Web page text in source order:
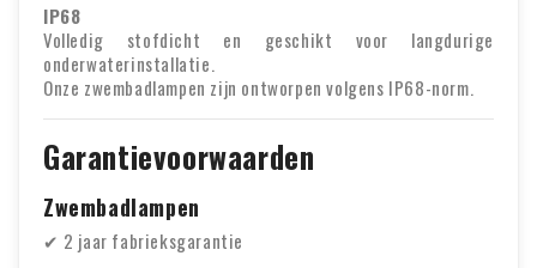
IP68
Volledig stofdicht en geschikt voor langdurige
onderwaterinstallatie.
Onze zwembadlampen zijn ontworpen volgens IP68-norm.
Garantievoorwaarden
Zwembadlampen
✔ 2 jaar fabrieksgarantie